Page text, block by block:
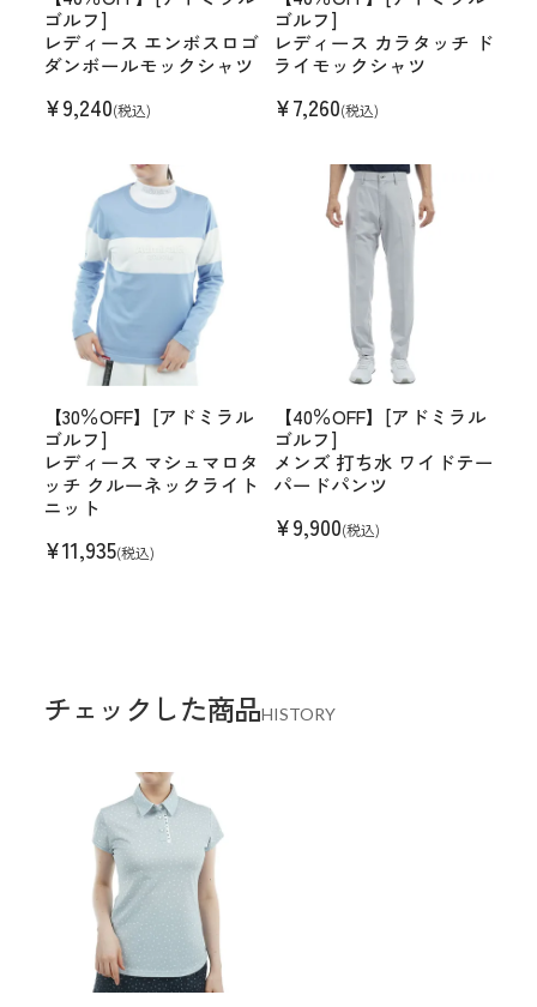
ゴルフ]
レディース エンボスロゴ
ダンボールモックシャツ
¥9,240(税込)
ゴルフ]
レディース カラタッチ ド
ライモックシャツ
¥7,260(税込)
【30％OFF】[アドミラル
ゴルフ]
レディース マシュマロタ
ッチ クルーネックライト
ニット
¥11,935(税込)
【40％OFF】[アドミラル
ゴルフ]
メンズ 打ち水 ワイドテー
パードパンツ
¥9,900(税込)
チェックした商品HISTORY